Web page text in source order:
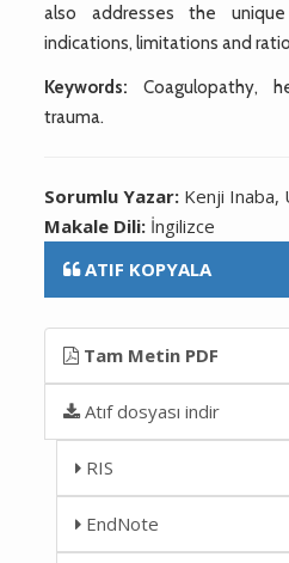
also addresses the
indications, limitations and
Keywords: Coagulopathy,
trauma.
Sorumlu Yazar: Kenji Inaba,
Makale Dili: İngilizce
ATIF KOPYALA
Tam Metin PDF
Atıf dosyası indir
RIS
EndNote